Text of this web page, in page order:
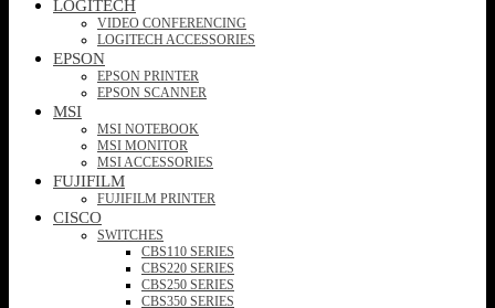
LOGITECH
VIDEO CONFERENCING
LOGITECH ACCESSORIES
EPSON
EPSON PRINTER
EPSON SCANNER
MSI
MSI NOTEBOOK
MSI MONITOR
MSI ACCESSORIES
FUJIFILM
FUJIFILM PRINTER
CISCO
SWITCHES
CBS110 SERIES
CBS220 SERIES
CBS250 SERIES
CBS350 SERIES